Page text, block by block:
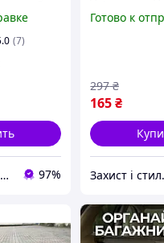
(7)
интернет-магазин "PRINTWOOD" 97%
пластик
Готово к
165₴
297 ₴